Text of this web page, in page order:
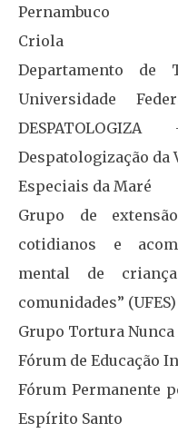
Pernambuco
Criola
Departamento de
Universidade
Despatologização da
Especiais da Maré
Grupo de
cotidianos e
mental de
comunidades” (UFES)
Grupo Tortura Nunca
Fórum de Educação
Fórum Permanente
Espírito Santo